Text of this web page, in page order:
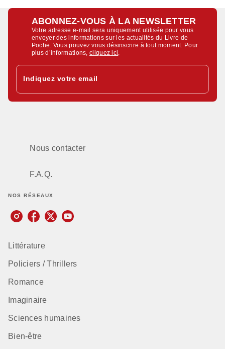
ABONNEZ-VOUS À LA NEWSLETTER
Votre adresse e-mail sera uniquement utilisée pour vous
envoyer des informations sur les actualités du Livre de
Poche. Vous pouvez vous désinscrire à tout moment. Pour
plus d’informations,cliquez ici
Indiquez votre email
Nous contacter
F.A.Q.
NOS RÉSEAUX
Littérature
Policiers / Thrillers
Romance
Imaginaire
Sciences humaines
Bien-être